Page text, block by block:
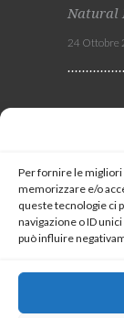
Per fornire le
memorizzare e/o
queste tecnologie ci
navigazione o ID
può influire
Natural
24 Ottobre
Coockie